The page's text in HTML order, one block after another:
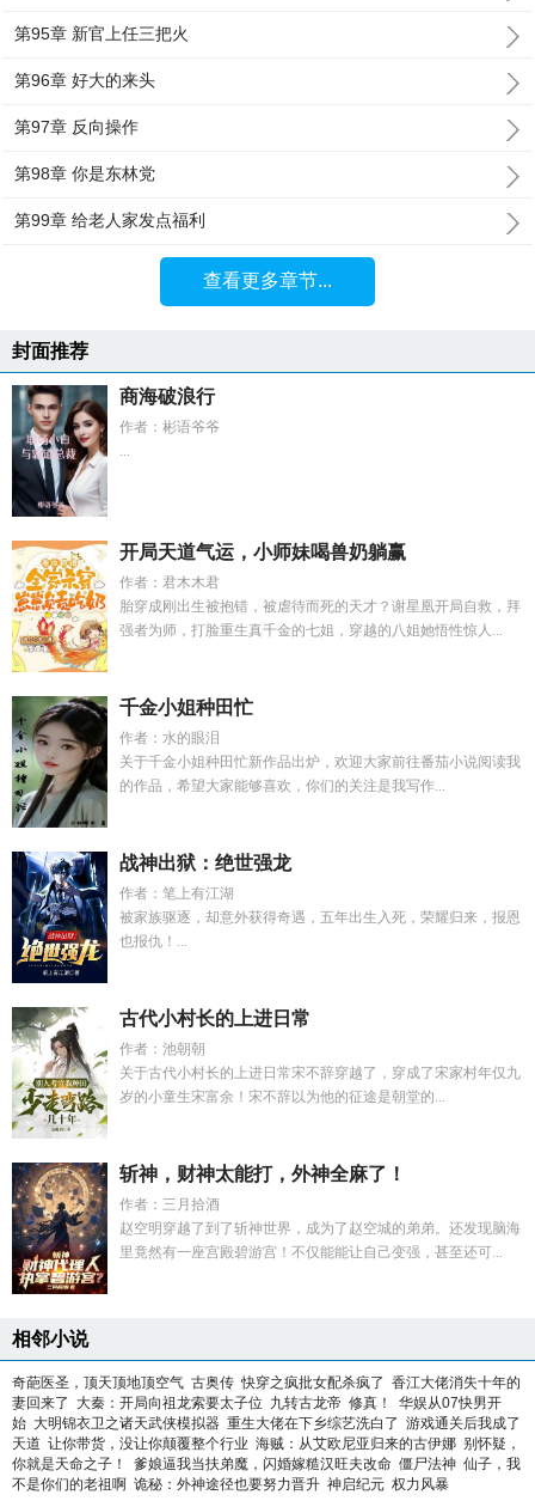
第95章 新官上任三把火
第96章 好大的来头
第97章 反向操作
第98章 你是东林党
第99章 给老人家发点福利
查看更多章节...
封面推荐
商海破浪行
作者：彬语爷爷
...
开局天道气运，小师妹喝兽奶躺赢
作者：君木木君
胎穿成刚出生被抱错，被虐待而死的天才？谢星凰开局自救，拜
强者为师，打脸重生真千金的七姐，穿越的八姐她悟性惊人...
千金小姐种田忙
作者：水的眼泪
关于千金小姐种田忙新作品出炉，欢迎大家前往番茄小说阅读我
的作品，希望大家能够喜欢，你们的关注是我写作...
战神出狱：绝世强龙
作者：笔上有江湖
被家族驱逐，却意外获得奇遇，五年出生入死，荣耀归来，报恩
也报仇！...
古代小村长的上进日常
作者：池朝朝
关于古代小村长的上进日常宋不辞穿越了，穿成了宋家村年仅九
岁的小童生宋富余！宋不辞以为他的征途是朝堂的...
斩神，财神太能打，外神全麻了！
作者：三月拾酒
赵空明穿越了到了斩神世界，成为了赵空城的弟弟。还发现脑海
里竟然有一座宫殿碧游宫！不仅能能让自己变强，甚至还可...
相邻小说
奇葩医圣，顶天顶地顶空气 古奥传 快穿之疯批女配杀疯了 香江大佬消失十年的
妻回来了
大秦：开局向祖龙索要太子位 九转古龙帝 修真！
华娱从07快男开
始 大明锦衣卫之诸天武侠模拟器 重生大佬在下乡综艺洗白了 游戏通关后我成了
天道 让你带货，没让你颠覆整个行业 海贼：从艾欧尼亚归来的古伊娜 别怀疑，
你就是天命之子！
爹娘逼我当扶弟魔，闪婚嫁糙汉旺夫改命 僵尸法神 仙子，我
不是你们的老祖啊 诡秘：外神途径也要努力晋升 神启纪元 权力风暴